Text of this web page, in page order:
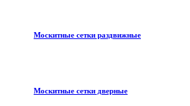
Москитные сетки раздвижные
Москитные сетки дверные